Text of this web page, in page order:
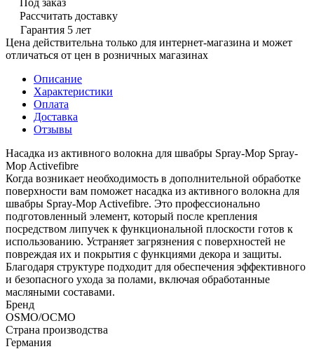
Рассчитать доставку
Гарантия 5 лет
Цена действительна только для интернет-магазина и может
отличаться от цен в розничных магазинах
Описание
Характеристики
Оплата
Доставка
Отзывы
Насадка из активного волокна для швабры Spray-Mop Spray-
Mop Activefibre
Когда возникает необходимость в дополнительной обработке
поверхности вам поможет насадка из активного волокна для
швабры Spray-Mop Activefibre. Это профессионально
подготовленный элемент, который после крепления
посредством липучек к функциональной плоскости готов к
использованию. Устраняет загрязнения с поверхностей не
повреждая их и покрытия с функциями декора и защиты.
Благодаря структуре подходит для обеспечения эффективного
и безопасного ухода за полами, включая обработанные
масляными составами.
Бренд
OSMO/ОСМО
Страна производства
Германия